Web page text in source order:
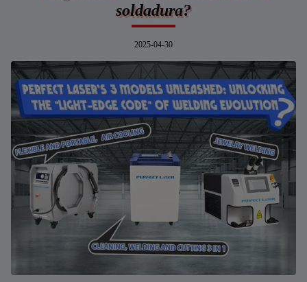
soldadura?
2025-04-30